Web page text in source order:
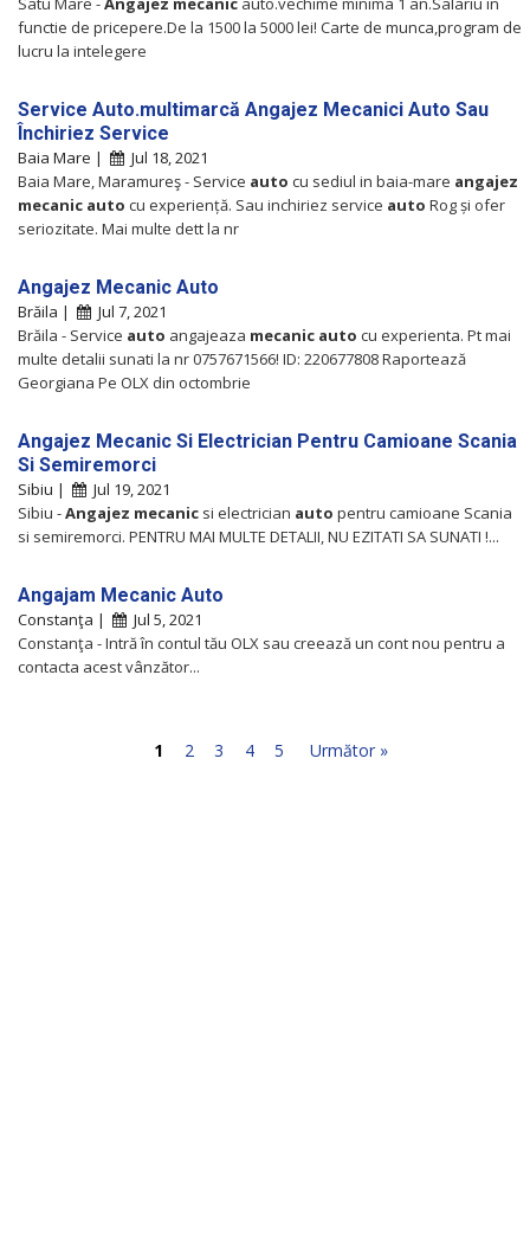
functie de pricepere.De la 1500 la 5000 lei! Carte de munca,program de
lucru la intelegere
Service Auto.multimarcă Angajez Mecanici Auto Sau
Închiriez Service
Baia Mare |
Jul 18, 2021
Baia Mare, Maramureş - Service auto cu sediul in baia-mare angajez
mecanic auto cu experiență. Sau inchiriez service auto Rog și ofer
seriozitate. Mai multe dett la nr
Angajez Mecanic Auto
Brăila |
Jul 7, 2021
Brăila - Service auto angajeaza mecanic auto cu experienta. Pt mai
multe detalii sunati la nr 0757671566! ID: 220677808 Raportează
Georgiana Pe OLX din octombrie
Angajez Mecanic Si Electrician Pentru Camioane Scania
Si Semiremorci
Sibiu |
Jul 19, 2021
Sibiu -Angajez mecanic si electrician auto pentru camioane Scania
si semiremorci. PENTRU MAI MULTE DETALII, NU EZITATI SA SUNATI !...
Angajam Mecanic Auto
Constanţa |
Jul 5, 2021
Constanţa - Intră în contul tău OLX sau creează un cont nou pentru a
contacta acest vânzător...
1 2 3 4 5 Următor »